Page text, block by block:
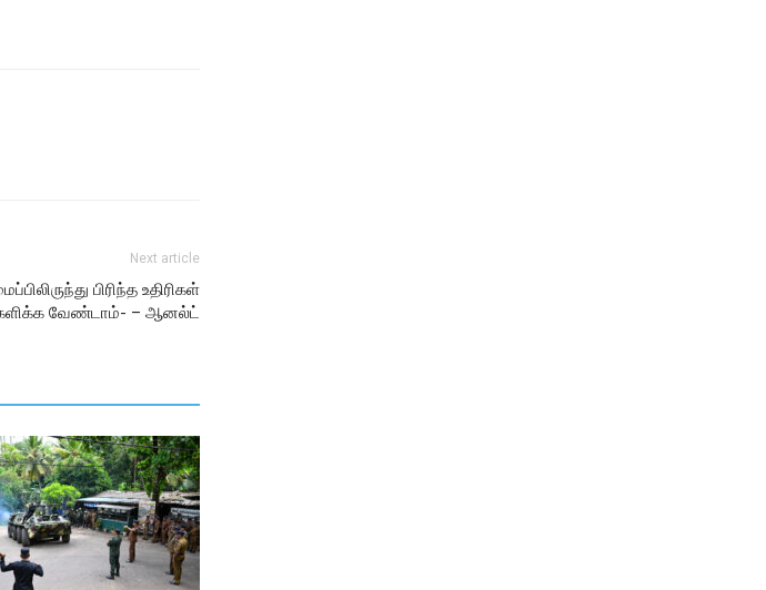
Next article
பிரிந்த உதிரிகள்
வேண்டாம்- – ஆனல்ட்